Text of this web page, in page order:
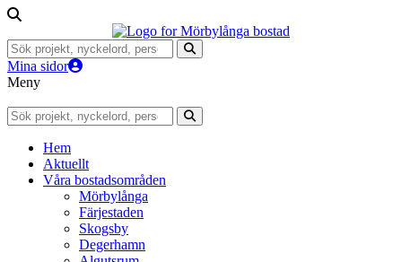
Mina sidor
Meny
Hem
Aktuellt
Våra bostadsområden
Mörbylånga
Färjestaden
Skogsby
Degerhamn